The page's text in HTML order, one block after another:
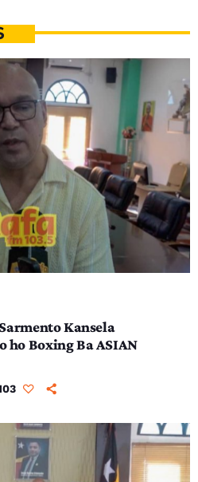
Kansela
ho Boxing Ba ASIAN